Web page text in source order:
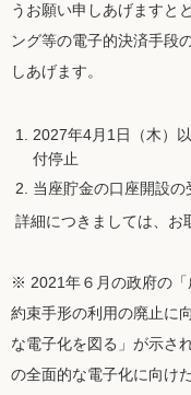
うお願い申しあげますと
ング等の電子的決済手段
しあげます。
2027年4月1日（木）
付停止
当座貯金の口座開設の
詳細につきましては、お
※ 2021年６月の政府の「
約束手形の利用の廃止に
な電子化を図る」が示さ
の全面的な電子化に向け